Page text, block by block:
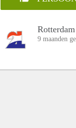
Rotterdam
9 maanden